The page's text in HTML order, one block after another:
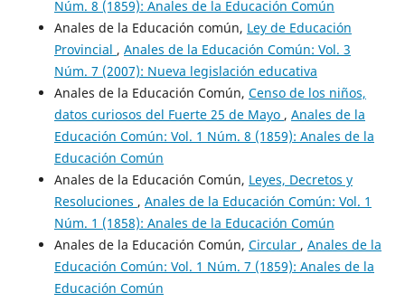
Núm. 8 (1859): Anales de la Educación Común
Anales de la Educación común, Ley de Educación
Provincial , Anales de la Educación Común: Vol. 3
Núm. 7 (2007): Nueva legislación educativa
Anales de la Educación Común, Censo de los niños,
datos curiosos del Fuerte 25 de Mayo , Anales de la
Educación Común: Vol. 1 Núm. 8 (1859): Anales de la
Educación Común
Anales de la Educación Común, Leyes, Decretos y
Resoluciones , Anales de la Educación Común: Vol. 1
Núm. 1 (1858): Anales de la Educación Común
Anales de la Educación Común, Circular , Anales de la
Educación Común: Vol. 1 Núm. 7 (1859): Anales de la
Educación Común